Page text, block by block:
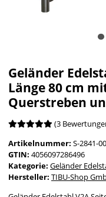
Geländer
Länge 80 cm
Querstreben
(3
Artikelnummer: S-2841-
GTIN: 4056097286496
Kategorie: Geländer
Hersteller: TIBU-Shop